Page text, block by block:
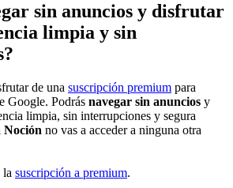
sin anuncios y disfrutar
limpia y sin
de una suscripción premium para
Google. Podrás navegar sin anuncios y
limpia, sin interrupciones y segura
Noción no vas a acceder a ninguna otra
la suscripción a premium.